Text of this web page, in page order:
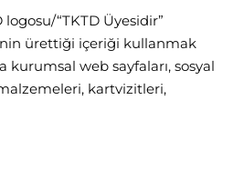
“TKTD Üyesidir”
ürettiği içeriği kullanmak
kurumsal web sayfaları, sosyal
kartvizitleri,